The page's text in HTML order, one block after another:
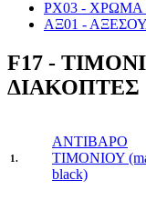
PX03 - ΧΡΩΜΑ
ΑΞ01 -
F17 -
ΔΙΑΚΟΠΤΕΣ
1.
ΑΝΤΙΒΑΡΟ
ΤΙΜΟΝΙΟΥ
black)